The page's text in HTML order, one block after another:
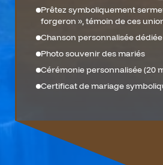
Prêtez symboliquement
forgeron », témoin de ces
Chanson personnalisée
Photo souvenir des mariés
Cérémonie personnalisée (20
Certificat de mariage